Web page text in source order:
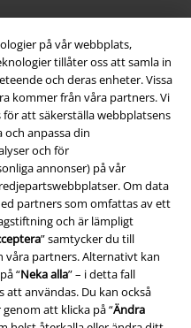
på vår webbplats,
tillåter oss att samla in
och deras enheter. Vissa
kommer från våra partners. Vi
att säkerställa webbplatsens
anpassa din
och för
annonser) på vår
Om data
partners som omfattas av ett
och är lämpligt
” samtycker du till
våra partners. Alternativt kan
“Neka alla” – i detta fall
användas. Du kan också
att klicka på “Ändra